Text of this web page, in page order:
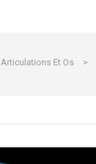
Articulations Et Os >